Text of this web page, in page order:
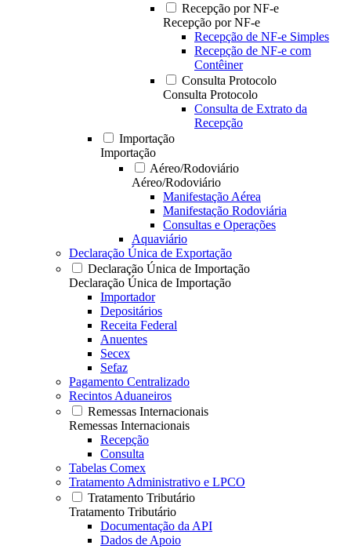
Recepção por NF-e
Recepção por NF-e
Recepção de NF-e Simples
Recepção de NF-e com
Contêiner
Consulta Protocolo
Consulta Protocolo
Consulta de Extrato da
Recepção
Importação
Importação
Aéreo/Rodoviário
Aéreo/Rodoviário
Manifestação Aérea
Manifestação Rodoviária
Consultas e Operações
Aquaviário
Declaração Única de Exportação
Declaração Única de Importação
Declaração Única de Importação
Importador
Depositários
Receita Federal
Anuentes
Secex
Sefaz
Pagamento Centralizado
Recintos Aduaneiros
Remessas Internacionais
Remessas Internacionais
Recepção
Consulta
Tabelas Comex
Tratamento Administrativo e LPCO
Tratamento Tributário
Tratamento Tributário
Documentação da API
Dados de Apoio